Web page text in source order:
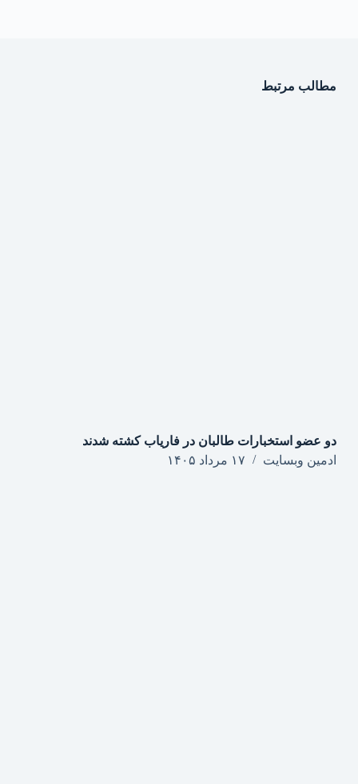
مطالب مرتبط
دو عضو استخبارات طالبان در فاریاب کشته شدند
ادمین وبسایت
۱۷ مرداد ۱۴۰۵